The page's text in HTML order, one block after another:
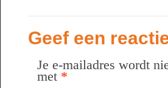
Geef een
Je e-mailadres wordt
met *